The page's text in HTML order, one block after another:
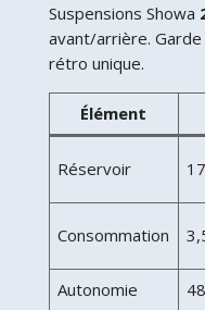
Suspensions Showa
avant/arrière. Garde
rétro unique.
Élément
Réservoir
Consommation
Autonomie